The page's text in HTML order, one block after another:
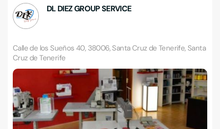
DL DIEZ GROUP SERVICE
Calle de los Sueños 40, 38006, Santa Cruz de Tenerife, Santa
Cruz de Tenerife